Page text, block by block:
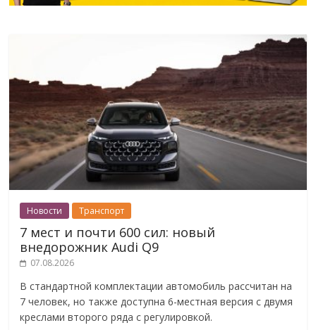
Новости Транспорт
7 мест и почти 600 сил: новый
внедорожник Audi Q9
07.08.2026
В стандартной комплектации автомобиль рассчитан на
7 человек, но также доступна 6-местная версия с двумя
креслами второго ряда с регулировкой.